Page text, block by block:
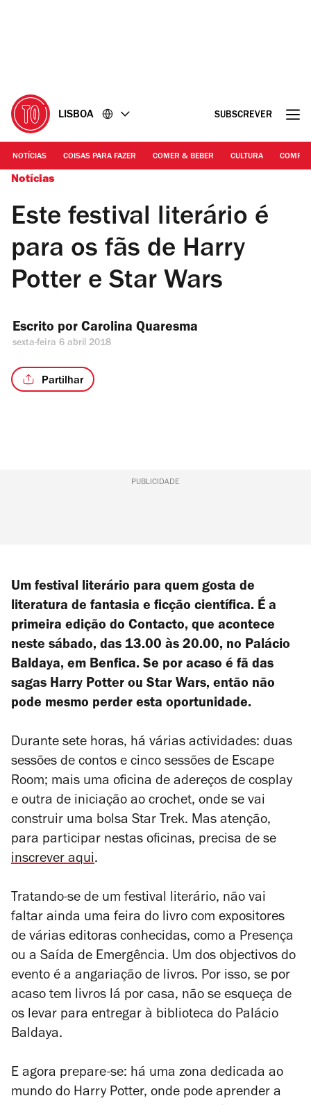
LISBOA SUBSCREVER
NOTÍCIAS COISAS PARA FAZER COMER & BEBER CULTURA
Notícias
Este festival literário é
para os fãs de Harry
Potter e Star Wars
Escrito por Carolina Quaresma
sexta-feira 6 abril 2018
Partilhar
PUBLICIDADE
Um festival literário para quem gosta de
literatura de fantasia e ficção científica. É a
primeira edição do Contacto, que acontece
neste sábado, das 13.00 às 20.00, no Palácio
Baldaya, em Benfica. Se por acaso é fã das
sagas Harry Potter ou Star Wars, então não
pode mesmo perder esta oportunidade.
Durante sete horas, há várias actividades: duas
sessões de contos e cinco sessões de Escape
Room; mais uma oficina de adereços de cosplay
e outra de iniciação ao crochet, onde se vai
construir uma bolsa Star Trek. Mas atenção,
para participar nestas oficinas, precisa de se
inscrever aqui.
Tratando-se de um festival literário, não vai
faltar ainda uma feira do livro com expositores
de várias editoras conhecidas, como a Presença
ou a Saída de Emergência. Um dos objectivos do
evento é a angariação de livros. Por isso, se por
acaso tem livros lá por casa, não se esqueça de
os levar para entregar à biblioteca do Palácio
Baldaya.
E agora prepare-se: há uma zona dedicada ao
mundo do Harry Potter, onde pode aprender a